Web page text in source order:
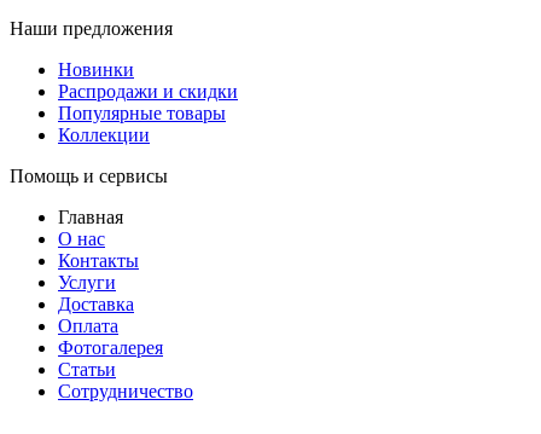
Наши предложения
Новинки
Распродажи и скидки
Популярные товары
Коллекции
Помощь и сервисы
Главная
О нас
Контакты
Услуги
Доставка
Оплата
Фотогалерея
Статьи
Сотрудничество